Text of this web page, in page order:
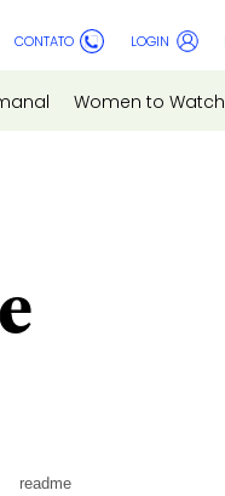
CONTATO LOGIN
Women to Watch
readme